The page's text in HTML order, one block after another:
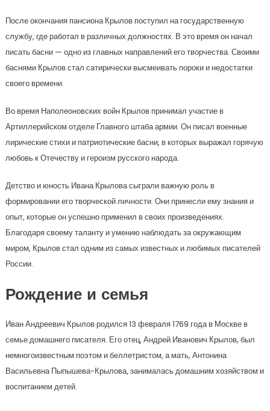
После окончания пансиона Крылов поступил на государственную
службу, где работал в различных должностях. В это время он начал
писать басни — одно из главных направлений его творчества. Своими
баснями Крылов стал сатирически высмеивать пороки и недостатки
своего времени.
Во время Наполеоновских войн Крылов принимал участие в
Артиллерийском отделе Главного штаба армии. Он писал военные
лирические стихи и патриотические басни, в которых выражал горячую
любовь к Отечеству и героизм русского народа.
Детство и юность Ивана Крылова сыграли важную роль в
формировании его творческой личности. Они принесли ему знания и
опыт, которые он успешно применил в своих произведениях.
Благодаря своему таланту и умению наблюдать за окружающим
миром, Крылов стал одним из самых известных и любимых писателей
России.
Рождение и семья
Иван Андреевич Крылов родился 13 февраля 1769 года в Москве в
семье домашнего писателя. Его отец, Андрей Иванович Крылов, был
немногоизвестным поэтом и беллетристом, а мать, Антонина
Васильевна Пыпышева-Крылова, занималась домашним хозяйством и
воспитанием детей.